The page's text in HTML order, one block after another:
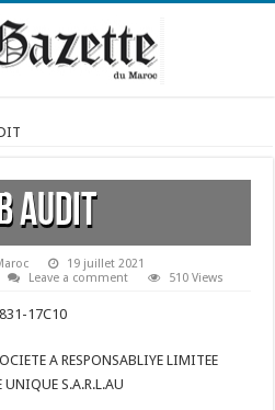
AUDIT
19 juillet 2021
Leave a comment 510 Views
17C10
A RESPONSABLIYE LIMITEE
UNIQUE S.A.R.L.AU